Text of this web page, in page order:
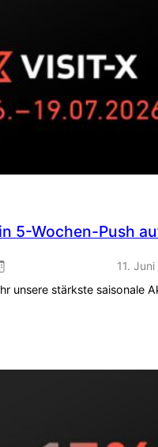
5-Wochen-Push
11.
unsere stärkste saisonale